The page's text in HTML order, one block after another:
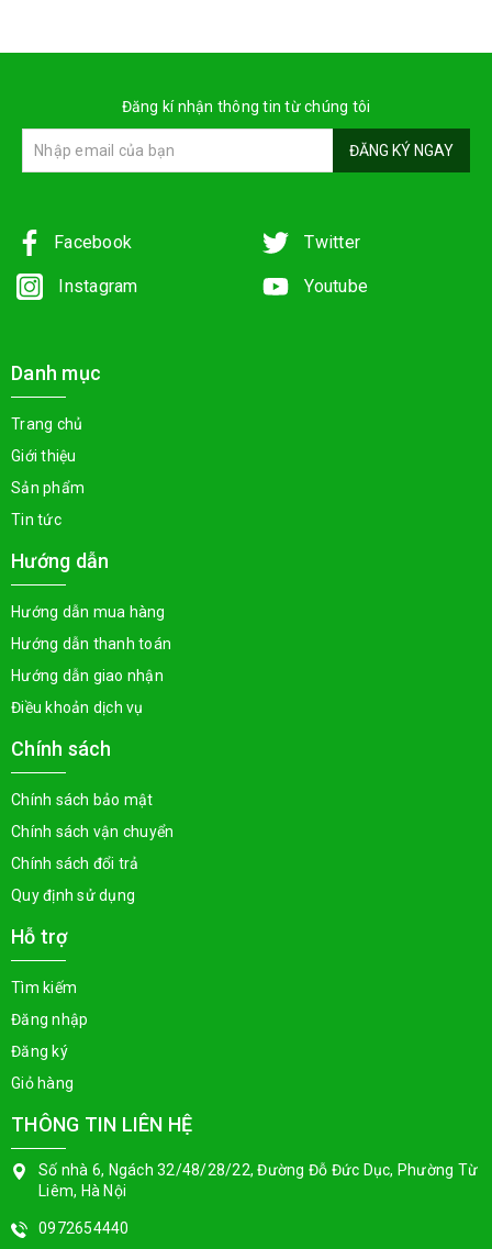
Đăng kí nhận thông tin từ chúng tôi
ĐĂNG KÝ NGAY
Facebook Twitter
Instagram Youtube
Danh mục
Trang chủ
Giới thiệu
Sản phẩm
Tin tức
Hướng dẫn
Hướng dẫn mua hàng
Hướng dẫn thanh toán
Hướng dẫn giao nhận
Điều khoản dịch vụ
Chính sách
Chính sách bảo mật
Chính sách vận chuyển
Chính sách đổi trả
Quy định sử dụng
Hỗ trợ
Tìm kiếm
Đăng nhập
Đăng ký
Giỏ hàng
THÔNG TIN LIÊN HỆ
Số nhà 6, Ngách 32/48/28/22, Đường Đỗ Đức Dục, Phường Từ
Liêm, Hà Nội
0972654440